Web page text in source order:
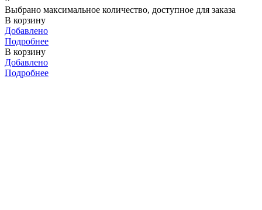
Выбрано максимальное количество, доступное для заказа
В корзину
Добавлено
Подробнее
В корзину
Добавлено
Подробнее